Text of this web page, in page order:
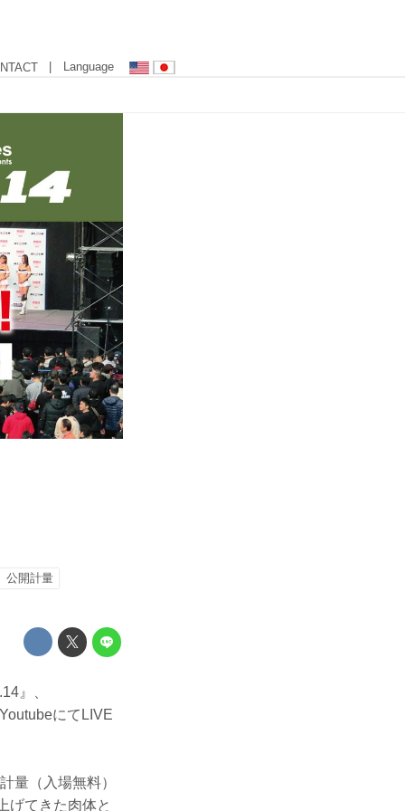
| Language
公開計量
』、
にてLIVE
量（入場無料）
げてきた肉体と